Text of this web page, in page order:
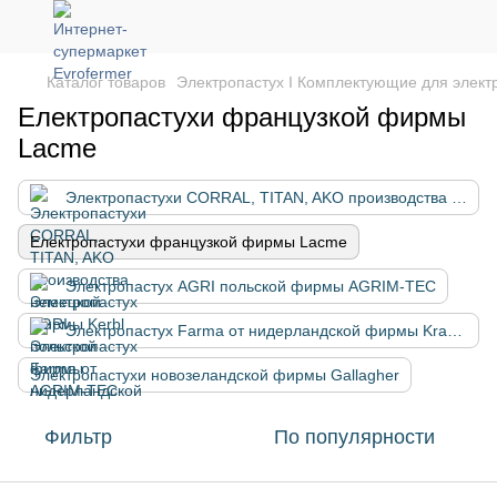
Каталог товаров Электропастух І Комплектующие для
Електропастухи французкой фирмы
Lacme
Електропастухи французкой фирмы Lacme
Электропастух AGRI польской фирмы AGRIM-TEC
Электропастухи новозеландской фирмы Gallagher
Фильтр По популярности